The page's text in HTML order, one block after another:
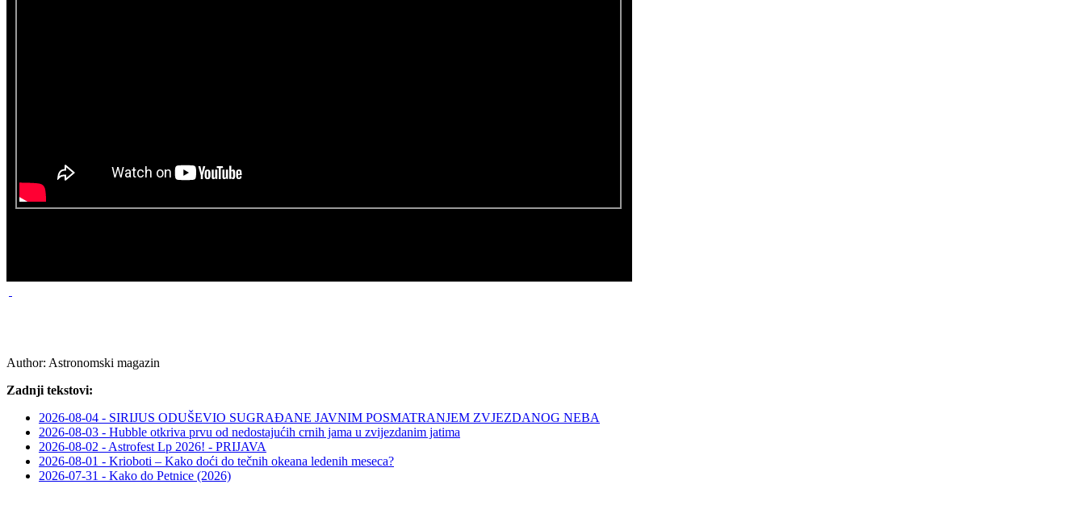
Author: Astronomski magazin
Zadnji tekstovi:
2026-08-04 - SIRIJUS ODUŠEVIO SUGRAĐANE JAVNIM POSMATRANJEM ZVJEZDANOG NEBA
2026-08-03 - Hubble otkriva prvu od nedostajućih crnih jama u zvijezdanim jatima
2026-08-02 - Astrofest Lp 2026! - PRIJAVA
2026-08-01 - Krioboti – Kako doći do tečnih okeana ledenih meseca?
2026-07-31 - Kako do Petnice (2026)